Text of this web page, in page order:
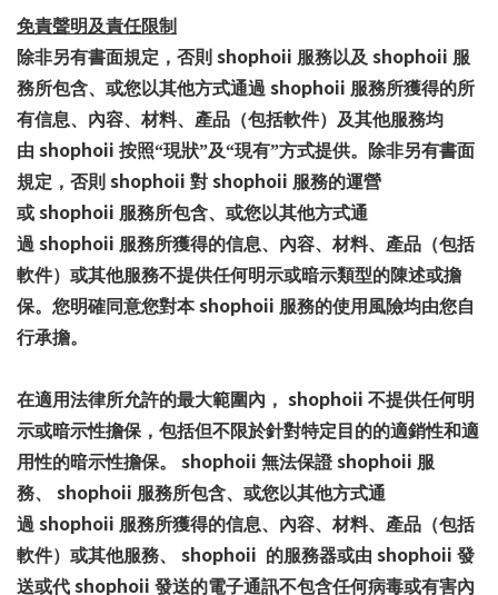
免責聲明及責任限制
除非另有書面規定，否則 shophoii 服務以及 shophoii 服
務所包含、或您以其他方式通過 shophoii 服務所獲得的所
有信息、內容、材料、產品（包括軟件）及其他服務均
由 shophoii 按照“現狀”及“現有”方式提供。除非另有書面
規定，否則 shophoii 對 shophoii 服務的運營
或 shophoii 服務所包含、或您以其他方式通
過 shophoii 服務所獲得的信息、內容、材料、產品（包括
軟件）或其他服務不提供任何明示或暗示類型的陳述或擔
保。您明確同意您對本shophoii 服務的使用風險均由您自
行承擔。
在適用法律所允許的最大範圍內， shophoii 不提供任何明
示或暗示性擔保，包括但不限於針對特定目的的適銷性和適
用性的暗示性擔保。
shophoii 無法保證 shophoii 服
務、
shophoii 服務所包含、或您以其他方式通
過 shophoii 服務所獲得的信息、內容、材料、產品（包括
軟件）或其他服務、
shophoii 的服務器或由 shophoii 發
送或代 shophoii 發送的電子通訊不包含任何病毒或有害內